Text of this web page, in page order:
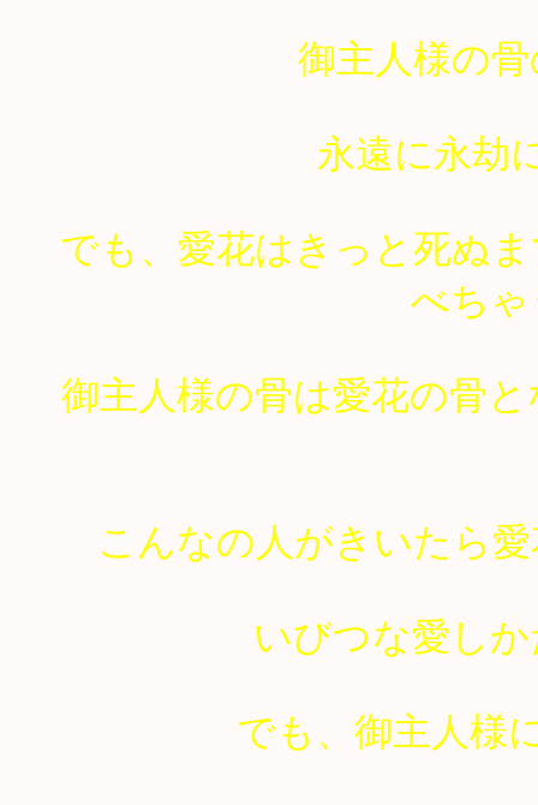
御主人様の
永遠に永劫
でも、愛花はきっと死ぬ
べち
御主人様の骨は愛花の骨
こんなの人がきいたら
いびつな愛し
でも、御主人様